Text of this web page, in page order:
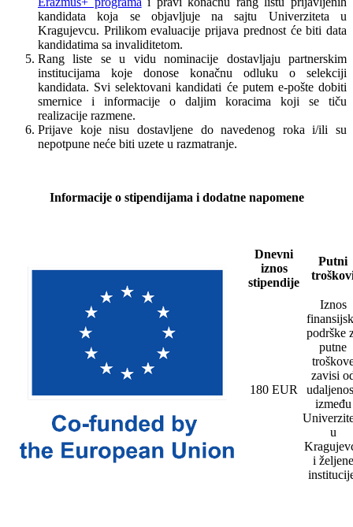
kandidata koja se objavljuje na sajtu Univerziteta u
Kragujevcu. Prilikom evaluacije prijava prednost će biti data
kandidatima sa invaliditetom.
Rang liste se u vidu nominacije dostavljaju partnerskim
institucijama koje donose konačnu odluku o selekciji
kandidata. Svi selektovani kandidati će putem e-pošte dobiti
smernice i informacije o daljim koracima koji se tiču
realizacije razmene.
Prijave koje nisu dostavljene do navedenog roka i/ili su
nepotpune neće biti uzete u razmatranje.
Informacije o stipendijama i dodatne napomene
Dnevni
iznos
stipendije
Putni
180 EUR
Iznos
podrške
putne
zavisi
između
u
i željene